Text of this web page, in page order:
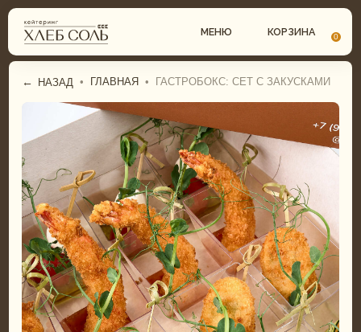
0
ГАСТРОБОКСЫ
ФУРШЕТНОЕ МЕНЮ
БАНКЕТНОЕ МЕНЮ
СВАДЕБНОЕ МЕНЮ
ДЕТСКОЕ МЕНЮ
ТОРТЫ И ДЕСЕРТЫ
ПИРОГИ И ПИЦЦА
КОМПЛЕКСНЫЕ ОБЕДЫ
СВАДЕБНЫЙ КЕЙТЕРИНГ
КОМПЛЕКСНЫЕ ОБЕДЫ
ФУРШЕТ
БАНКЕТ
ДЕТСКИЙ КЕЙТЕРИНГ
ТОРТЫ И ДЕСЕРТЫ
ГАСТРОБОКСЫ
← НАЗАД • ГЛАВНАЯ • ГАСТРОБОКС: СЕТ С ЗАКУСКАМИ